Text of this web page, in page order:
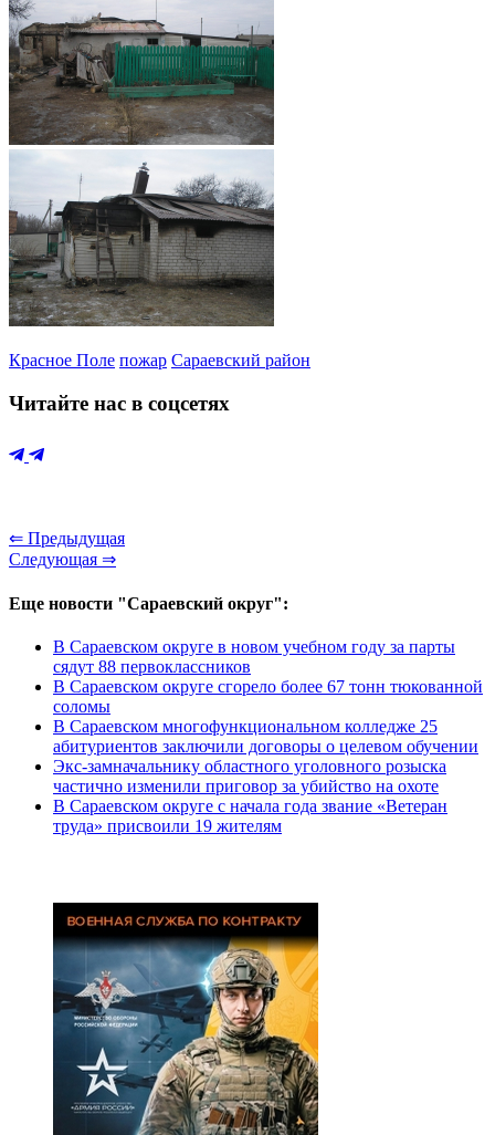
Красное Поле пожар Сараевский район
Читайте нас в соцсетях
⇐ Предыдущая
Следующая ⇒
Еще новости "Сараевский округ":
В Сараевском округе в новом учебном году за парты
сядут 88 первоклассников
В Сараевском округе сгорело более 67 тонн тюкованной
соломы
В Сараевском многофункциональном колледже 25
абитуриентов заключили договоры о целевом обучении
Экс-замначальнику областного уголовного розыска
частично изменили приговор за убийство на охоте
В Сараевском округе с начала года звание «Ветеран
труда» присвоили 19 жителям